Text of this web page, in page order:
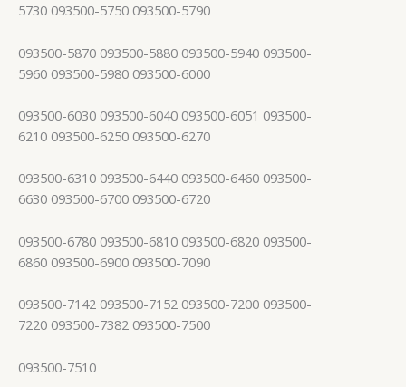
5730 093500-5750 093500-5790
093500-5870 093500-5880 093500-5940 093500-
5960 093500-5980 093500-6000
093500-6030 093500-6040 093500-6051 093500-
6210 093500-6250 093500-6270
093500-6310 093500-6440 093500-6460 093500-
6630 093500-6700 093500-6720
093500-6780 093500-6810 093500-6820 093500-
6860 093500-6900 093500-7090
093500-7142 093500-7152 093500-7200 093500-
7220 093500-7382 093500-7500
093500-7510